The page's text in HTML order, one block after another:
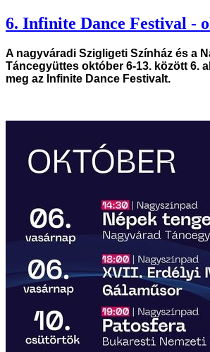
6. Infinite Dance Festival -
A nagyváradi Szigligeti Színház és a
Táncegyüttes október 6-13. között 6.
meg az Infinite Dance Festivalt.